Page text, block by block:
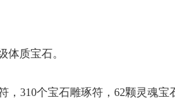
体质宝石。
，310个宝石雕琢符，62颗灵魂宝